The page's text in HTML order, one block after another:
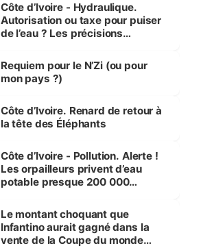
Côte d’Ivoire - Hydraulique.
Autorisation ou taxe pour puiser
de l’eau ? Les précisions
Requiem pour le N’Zi (ou pour
mon pays ?)
Côte d’Ivoire. Renard de retour à
la tête des Éléphants
Côte d’Ivoire - Pollution. Alerte !
Les orpailleurs privent d’eau
potable presque 200 000
Le montant choquant que
Infantino aurait gagné dans la
vente de la Coupe du monde